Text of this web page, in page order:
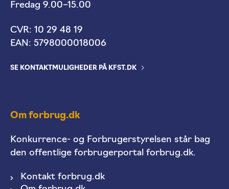
Fredag 9.00–15.00
CVR: 10 29 48 19
EAN: 5798000018006
SE KONTAKTMULIGHEDER PÅ KFST.DK
Om forbrug.dk
Konkurrence- og Forbrugerstyrelsen står bag
den offentlige forbrugerportal forbrug.dk.
Kontakt forbrug.dk